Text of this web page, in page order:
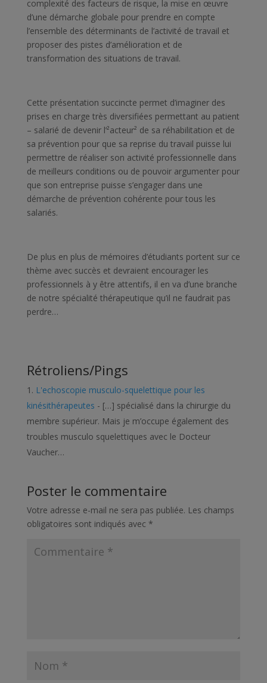
complexité des facteurs de risque, la mise en œuvre
d’une démarche globale pour prendre en compte
l’ensemble des déterminants de l’activité de travail et
proposer des pistes d’amélioration et de
transformation des situations de travail.
Cette présentation succincte permet d’imaginer des
prises en charge très diversifiées permettant au patient
– salarié de devenir l’²acteur² de sa réhabilitation et de
sa prévention pour que sa reprise du travail puisse lui
permettre de réaliser son activité professionnelle dans
de meilleurs conditions ou de pouvoir argumenter pour
que son entreprise puisse s’engager dans une
démarche de prévention cohérente pour tous les
salariés.
De plus en plus de mémoires d’étudiants portent sur ce
thème avec succès et devraient encourager les
professionnels à y être attentifs, il en va d’une branche
de notre spécialité thérapeutique qu’il ne faudrait pas
perdre…
Rétroliens/Pings
L'echoscopie musculo-squelettique pour les
kinésithérapeutes - […] spécialisé dans la chirurgie du
membre supérieur. Mais je m’occupe également des
troubles musculo squelettiques avec le Docteur
Vaucher…
Poster le commentaire
Votre adresse e-mail ne sera pas publiée. Les champs
obligatoires sont indiqués avec *